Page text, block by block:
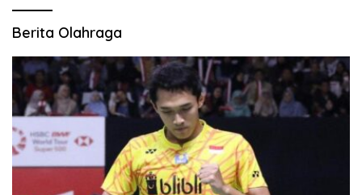
Berita Olahraga